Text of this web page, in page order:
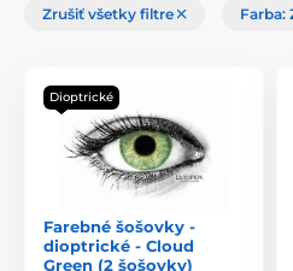
Zrušiť všetky filtre Farba:
Dioptrické
Farebné šošovky -
dioptrické - Cloud
Green (2 šošovky)